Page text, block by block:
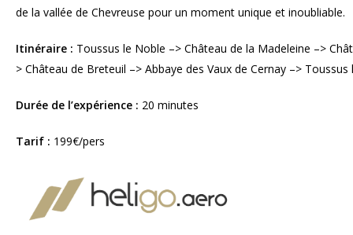
de la vallée de Chevreuse pour un moment unique et inoubliable.
Itinéraire : Toussus le Noble –> Château de la Madeleine –>
> Château de Breteuil –> Abbaye des Vaux de Cernay –> Toussus
Durée de l’expérience : 20 minutes
Tarif : 199€/pers